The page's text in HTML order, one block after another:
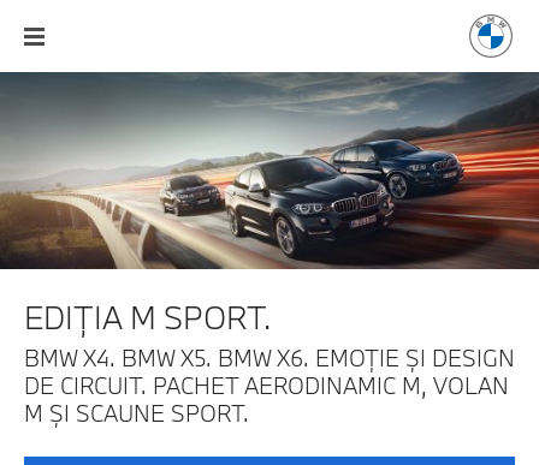
EDIŢIA M SPORT.
BMW X4. BMW X5. BMW X6. EMOŢIE ŞI DESIGN
DE CIRCUIT. PACHET AERODINAMIC M, VOLAN
M ŞI SCAUNE SPORT.